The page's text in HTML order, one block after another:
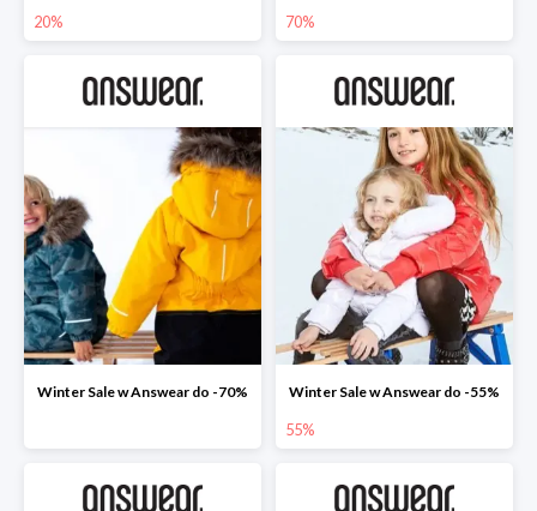
20% 70%
Winter Sale w Answear do -70% Winter Sale w Answear do -55%
55%